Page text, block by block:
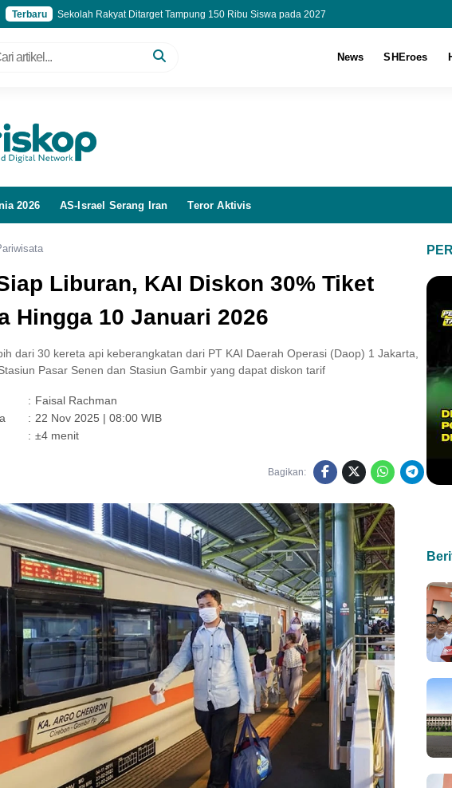
Terbaru
Sekolah Rakyat Ditarget Tampung 150 Ribu Siswa pada 2027
PSR Seret, Borneo Forum 2026 Desak Birokrasi Replanting Sawit Dipangkas
News SHEroes
2026 AS-Israel Serang Iran Teror Aktivis
Liburan, KAI Diskon 30% Tiket
Hingga 10 Januari 2026
dari 30 kereta api keberangkatan dari PT KAI Daerah Operasi (Daop) 1 Jakarta,
Pasar Senen dan Stasiun Gambir yang dapat diskon tarif
: Faisal Rachman
: 22 Nov 2025 | 08:00 WIB
: ±4 menit
Bagikan: